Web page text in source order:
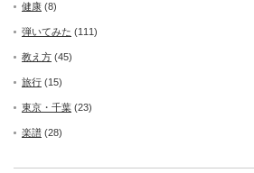
健康 (8)
弾いてみた (111)
教え方 (45)
旅行 (15)
東京・千葉 (23)
楽譜 (28)